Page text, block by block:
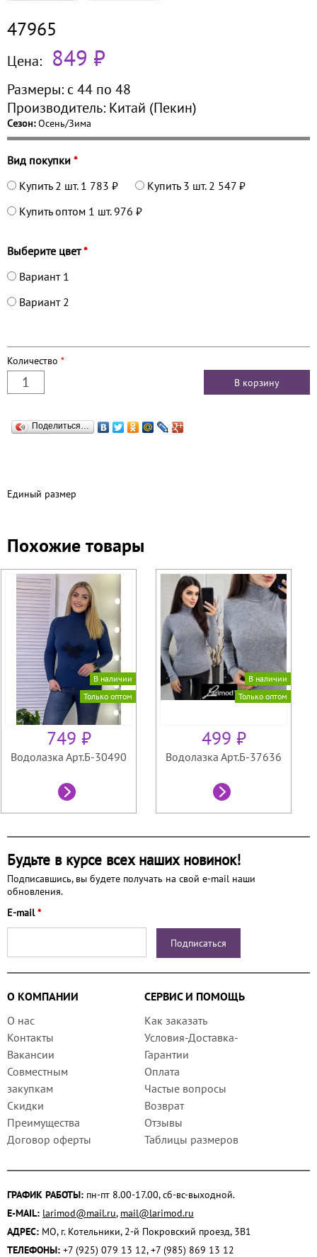
47965
Цена: 849 ₽
Размеры: с 44 по 48
Производитель: Китай (Пекин)
Сезон:Осень/Зима
Вид покупки *
Купить 2 шт. 1 783 ₽ Купить 3 шт. 2 547 ₽
Купить оптом 1 шт. 976 ₽
Выберите цвет*
Вариант 1
Вариант 2
Количество *
Поделиться…
Единый размер
Похожие товары
В наличии
Только оптом
749 ₽
Водолазка Арт.Б-30490
В наличии
Только оптом
499 ₽
Водолазка Арт.Б-37636
Будьте в курсе всех наших новинок!
Подписавшись, вы будете получать на свой e-mail наши
обновления.
E-mail*
О КОМПАНИИ
СЕРВИС И ПОМОЩЬ
О нас
Контакты
Вакансии
Совместным
закупкам
Скидки
Преимущества
Договор оферты
Как заказать
Условия-Доставка-
Гарантии
Оплата
Частые вопросы
Возврат
Отзывы
Таблицы размеров
ГРАФИК РАБОТЫ: пн-пт 8.00-17.00, сб-вс-выходной.
E-MAIL: larimod@mail.ru, mail@larimod.ru
АДРЕС: МО, г. Котельники, 2-й Покровский проезд, 3В1
ТЕЛЕФОНЫ: +7 (925) 079 13 12, +7 (985) 869 13 12